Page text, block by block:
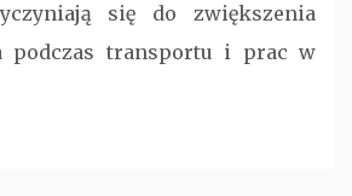
się do zwiększenia
podczas transportu i prac w